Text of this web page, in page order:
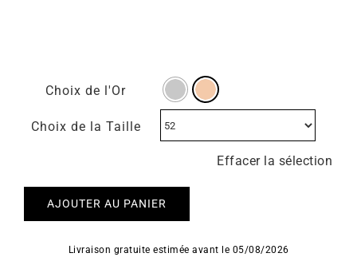
Choix de l'Or
Choix de la Taille
Effacer la sélection
AJOUTER AU PANIER
Livraison gratuite estimée avant le 05/08/2026